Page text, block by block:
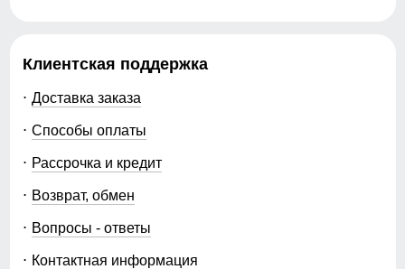
Клиентская поддержка
Доставка заказа
Способы оплаты
Рассрочка и кредит
Возврат, обмен
Вопросы - ответы
Контактная информация